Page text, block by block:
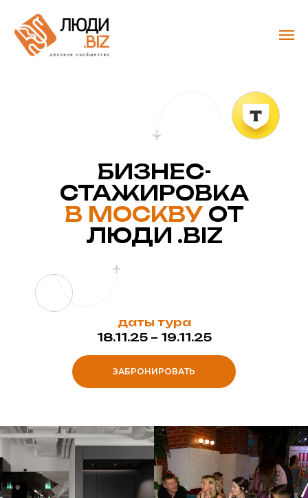
ЗАБРОНИРОВАТЬ
даты тура
18.11.25 – 19.11.25
БИЗНЕС-
СТАЖИРОВКА
В МОСКВУ ОТ
ЛЮДИ .BIZ